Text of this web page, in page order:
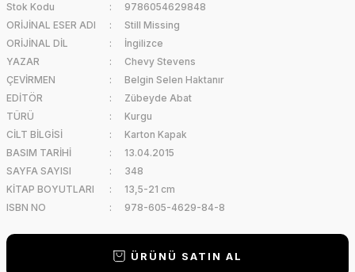
Stok Kodu
9786054629848
ORİJİNAL ESER ADI
Still Missing
ORİJİNAL DİL
İngilizce
YAZAR
Chevy Stevens
ÇEVİRMEN
Belgin Selen Haktanır
EDİTÖR
Zübeyde Abat
TÜRÜ
Kurgu
CİLT BİLGİSİ
Karton Kapak
BASIM TARİHİ
13.04.2015
SAYFA SAYISI
348
KİTAP BOYUTLARI
13,5-21 cm
ISBN NO
978-605-4629-84-8
ÜRÜNÜ SATIN AL